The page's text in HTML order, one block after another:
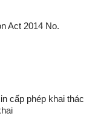
Act 2014 No.
cấp phép khai thác